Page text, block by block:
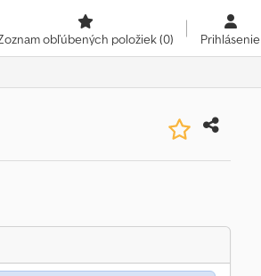
obľúbených položiek(0) Prihlásenie